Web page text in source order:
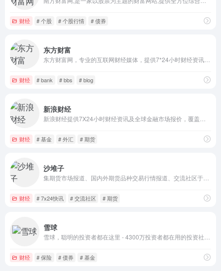
财经 # 个股 # 个股行情 # 债券
东方财富
财经 # bank # bbs # blog
新浪财经
财经 # 基金 # 外汇 # 期货
沙堆子
财经 # 7x24快讯 # 交流社区 # 期货
雪球
财经 # 保险 # 债券 # 基金